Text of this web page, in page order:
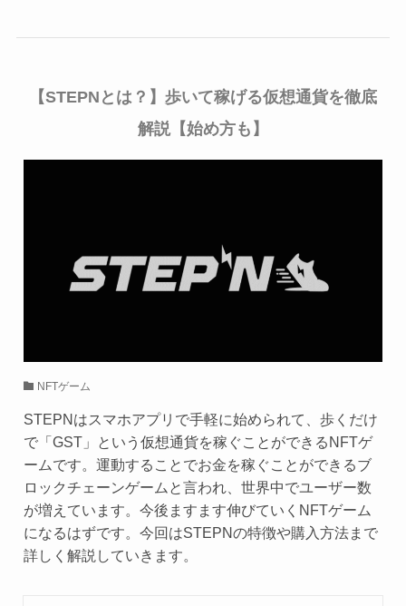
【STEPNとは？】歩いて稼げる仮想通貨を徹底
解説【始め方も】
NFTゲーム
STEPNはスマホアプリで手軽に始められて、歩くだけ
で「GST」という仮想通貨を稼ぐことができるNFTゲ
ームです。運動することでお金を稼ぐことができるブ
ロックチェーンゲームと言われ、世界中でユーザー数
が増えています。今後ますます伸びていくNFTゲーム
になるはずです。今回はSTEPNの特徴や購入方法まで
詳しく解説していきます。